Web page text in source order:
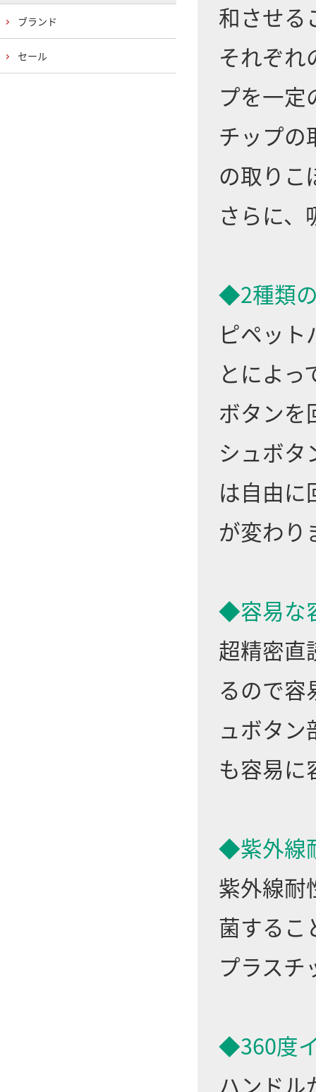
和させる
それぞれ
プを一定
チップの
の取りこ
さらに、
◆2種類
ピペッ
とによ
ボタンを
シュボタ
は自由に
が変わり
◆容易な
超精密直
るので容
ュボタン
も容易に
◆紫外線
紫外線耐
菌するこ
プラスチ
◆360度
ハンドル
ブランド
セール